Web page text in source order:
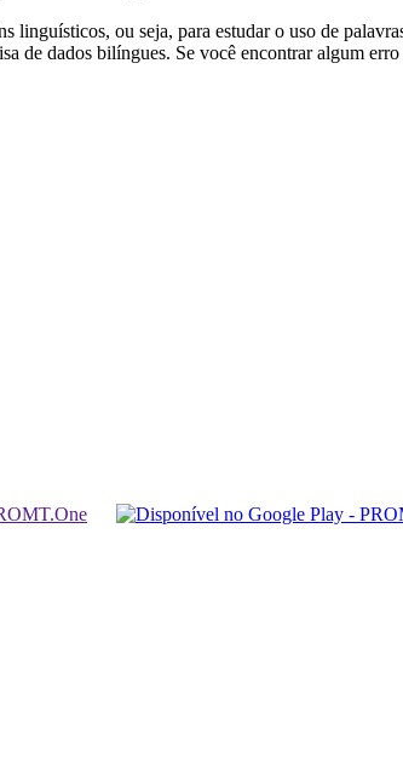
linguísticos, ou seja, para estudar o uso de
de dados bilíngues. Se você encontrar algum